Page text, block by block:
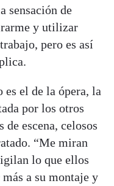
sensación de
y utilizar
pero es así
es el de la ópera, la
por los otros
escena, celosos
“Me miran
lo que ellos
a su montaje y